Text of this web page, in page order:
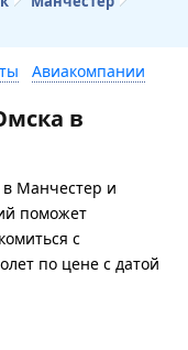
Авиакомпании
в
Манчестер и
поможет
с
по цене с датой